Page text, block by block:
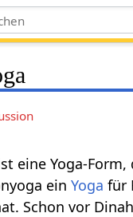
eine Yoga-
einYoga für
Schon vor